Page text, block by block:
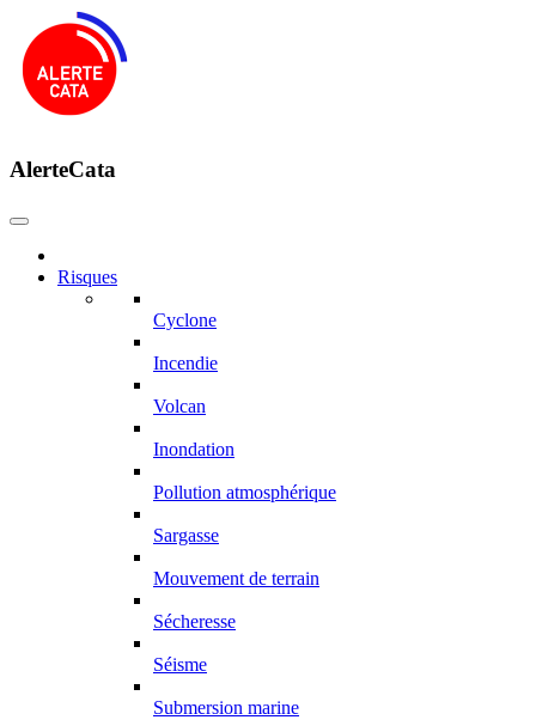
AlerteCata
Risques
Cyclone
Incendie
Volcan
Inondation
Pollution atmosphérique
Sargasse
Mouvement de terrain
Sécheresse
Séisme
Submersion marine